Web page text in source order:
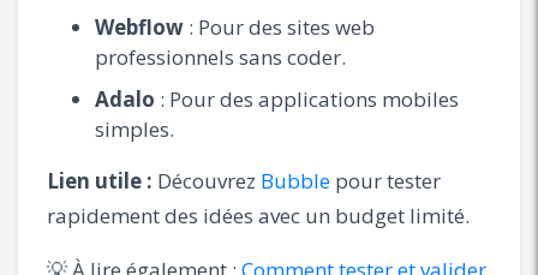
Webflow : Pour des sites web
professionnels sans coder.
Adalo : Pour des applications mobiles
simples.
Lien utile : Découvrez Bubble pour tester
rapidement des idées avec un budget limité.
💡 À lire également : Comment tester et valider